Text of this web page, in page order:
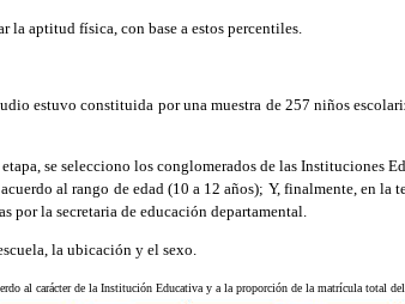
aptitud física, con base a estos percentiles.
estuvo constituida por una muestra de 257 niños
se selecciono los conglomerados de las
al rango de edad (10 a 12 años); Y, finalmente, en la
por la secretaria de educación departamental.
la ubicación y el sexo.
al carácter de la Institución Educativa y a la proporción de la matrícula total